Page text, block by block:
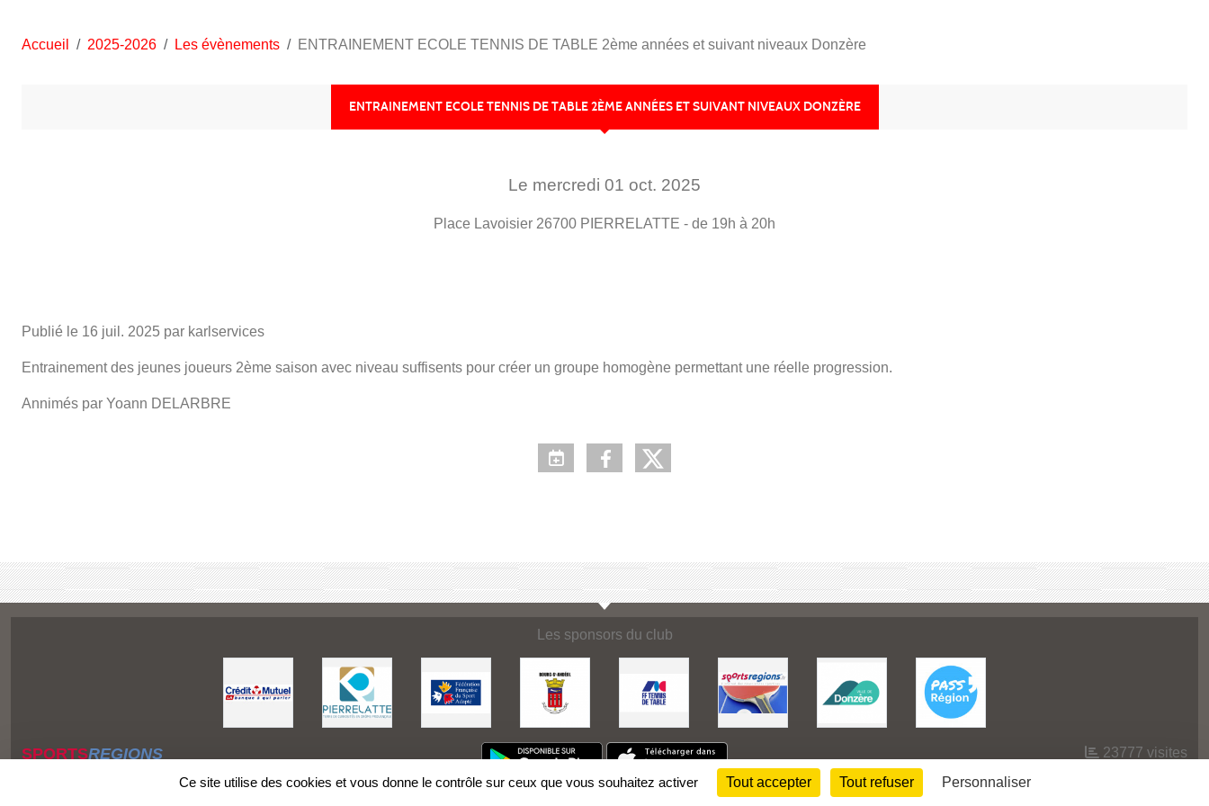
Accueil 2025-2026 Les évènements ENTRAINEMENT ECOLE TENNIS DE TABLE 2ème années et suivant niveaux Donzère
ENTRAINEMENT ECOLE TENNIS DE TABLE 2ÈME ANNÉES ET SUIVANT NIVEAUX DONZÈRE
Le mercredi 01 oct. 2025
Place Lavoisier 26700 PIERRELATTE - de 19h à 20h
Publié le 16 juil. 2025 par karlservices
Entrainement des jeunes joueurs 2ème saison avec niveau suffisents pour créer un groupe homogène permettant une réelle progression.
Annimés par Yoann DELARBRE
Les sponsors du club
SPORTSREGIONS 23777 visites
Ce site utilise des cookies et vous donne le contrôle sur ceux que vous souhaitez activer Tout accepter Tout refuser Personnaliser